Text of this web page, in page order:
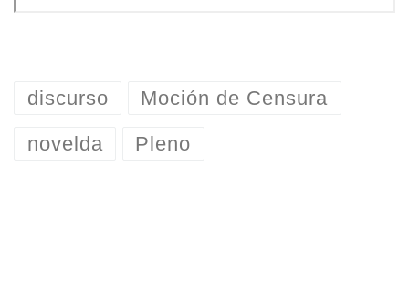
discurso Moción de Censura
novelda Pleno